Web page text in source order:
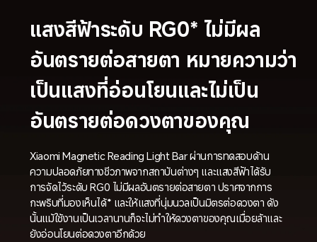
แสงสีฟ้าระดับ RG0* ไม่มีผล
อันตรายต่อสายตา หมายความว่า
เป็นแสงที่อ่อนโยนและไม่เป็น
อันตรายต่อดวงตาของคุณ
Xiaomi Magnetic Reading Light Bar ผ่านการทดสอบด้าน
ความปลอดภัยทางชีวภาพจากสถาบันต่างๆ และแสงสีฟ้าได้รับ
การจัดไว้ระดับ RG0 ไม่มีผลอันตรายต่อสายตา ปราศจากการ
กะพริบที่มองเห็นได้* และให้แสงที่นุ่มนวลเป็นมิตรต่อดวงตา ดัง
นั้นแม้ใช้งานเป็นเวลานานก็จะไม่ทำให้ดวงตาของคุณเมื่อยล้าและ
ยังอ่อนโยนต่อดวงตาอีกด้วย